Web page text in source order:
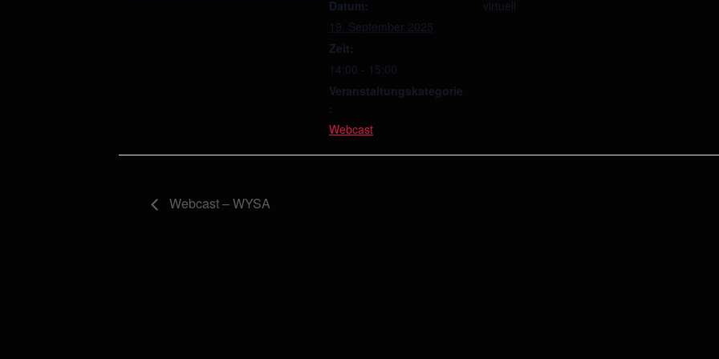
Datum:
19. September 2025
Zeit:
14:00 - 15:00
Veranstaltungskategorie
:
Webcast
virtuell
Webcast – WYSA